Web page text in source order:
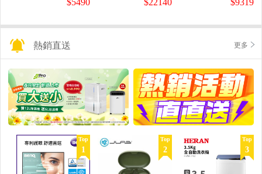
$5490 $22140 $9319
熱銷直送 更多
Top
1
Top
2
Top
3